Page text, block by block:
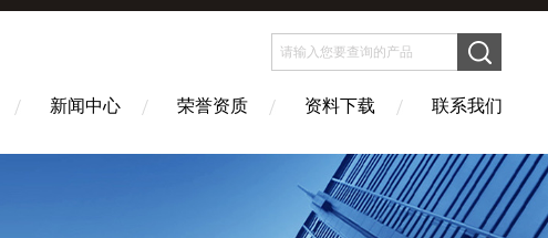
新闻中心 荣誉资质 资料下载 联系我们